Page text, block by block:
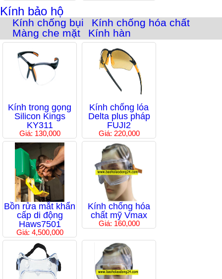
Kính bảo hộ
Kính chống bụi
Kính chống hóa chất
Màng che mặt
Kính hàn
Kính trong gọng
Silicon Kings
KY311
Giá: 130,000
Kính chống lóa
Delta plus pháp
FUJI2
Giá: 220,000
Bồn rửa mắt khẩn
cấp di động
Haws7501
Giá: 4,500,000
Kính chống hóa
chất mỹ Vmax
Giá: 160,000